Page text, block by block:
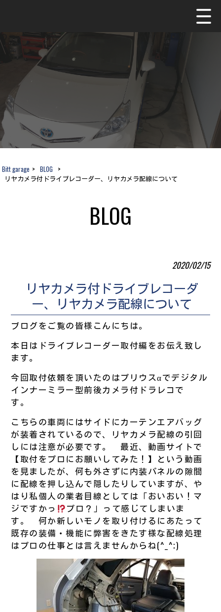
Bitt garage > BLOG >
リヤカメラ付ドライブレコーダー、リヤカメラ配線について
BLOG
2020/02/15
リヤカメラ付ドライブレコーダ
ー、リヤカメラ配線について
ブログをご覧の皆様こんにちは。
本日はドライブレコーダー取付編をお伝え致し
ます。
今回取付依頼を頂いたのはプリウスαでデジタル
インナーミラー型前後カメラ付ドラレコで
す。
こちらの車両にはサイドにカーテンエアバッグ
が装着されているので、リヤカメラ配線の引回
しには注意が必要です。 最近、動画サイトで
【取付をプロにお願いしてみた！】という動画
を見ましたが、何も外さずに内装パネルの隙間
に配線を押し込んで隠したりしていますが、や
はり私個人の業者目線としては「おいおい！マ
ジですかっ
プロ？」って感じてしまいま
す。 何か新しいモノを取り付けるにあたって
既存の装備・機能に弊害をきたす様な配線処理
はプロの仕事とは言えませんからね(^_^;)